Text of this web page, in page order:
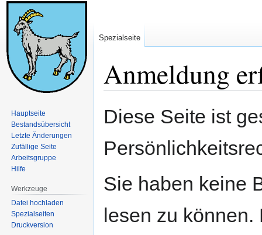
Anmeldung
Navigation
Suche
Diese Seite ist
Sie haben keine
lesen zu
Spezialseite
Hauptseite
Bestandsübersicht
Letzte Änderungen
Zufällige Seite
Arbeitsgruppe
Hilfe
Werkzeuge
Datei hochladen
Spezialseiten
Druckversion